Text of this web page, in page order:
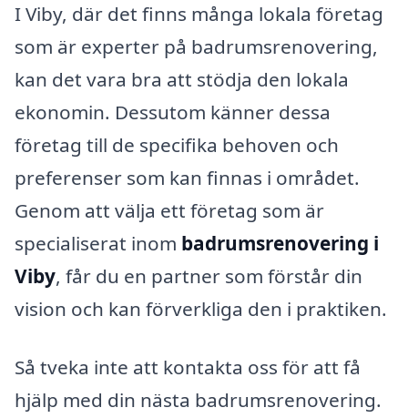
I Viby, där det finns många lokala företag
som är experter på badrumsrenovering,
kan det vara bra att stödja den lokala
ekonomin. Dessutom känner dessa
företag till de specifika behoven och
preferenser som kan finnas i området.
Genom att välja ett företag som är
specialiserat inom badrumsrenovering i
Viby, får du en partner som förstår din
vision och kan förverkliga den i praktiken.
Så tveka inte att kontakta oss för att få
hjälp med din nästa badrumsrenovering.